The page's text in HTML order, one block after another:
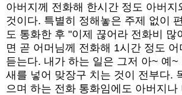
아버지께 전화해 한시간 정도 아버지
것이다. 특별히 정해놓은 주제 없이
도 통화한 후 "이제 끊어라 전화비 많
면 곧 어머님께 전화해 1시간 정도
듣는다. 내가 하는 일은 그저 아~ 예~
새를 넣어 맞장구 치는 것이 전부다.
으며 하는 전화 통화임에도 아버지